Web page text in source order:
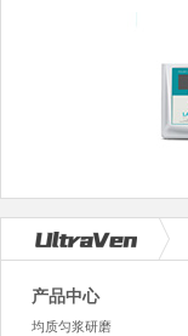
产品中心
均质匀浆研磨